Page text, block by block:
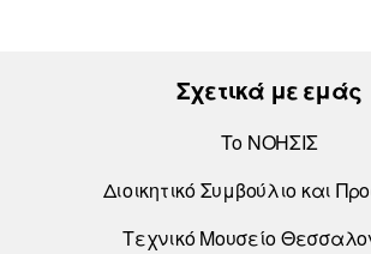
Σχετικά με εμάς
Το ΝΟΗΣΙΣ
Διοικητικό Συμβούλιο και
Τεχνικό Μουσείο